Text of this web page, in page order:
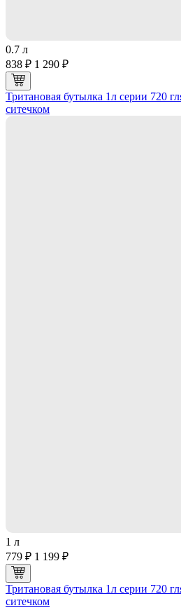
0.7 л
838 ₽ 1 290 ₽
Тритановая бутылка 1л серии 720
ситечком
1 л
779 ₽ 1 199 ₽
Тритановая бутылка 1л серии 720
ситечком